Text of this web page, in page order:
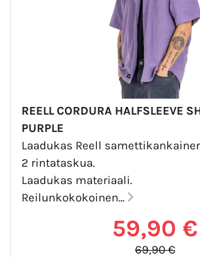
REELL CORDURA HALFSLEEVE
PURPLE
Laadukas Reell
2 rintataskua.
Laadukas materiaali.
Reilunkokokoinen...
59,90 €
69,90 €